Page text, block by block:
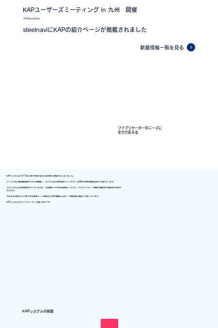
KAPユーザーズミーティング in 九州 開催
2025年1月24日
steelnaviにKAPの紹介ページが掲載されました
新着情報一覧を見る
ファブリケーターのニーズに
全力で応える
KAPシステムの背景